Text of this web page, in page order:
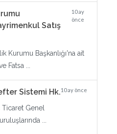
Satış
10 ay
önce
Kurumu Başkanlığı'na ait
Fatsa ...
Sistemi Hk.10 ay önce
Ticaret Genel
...